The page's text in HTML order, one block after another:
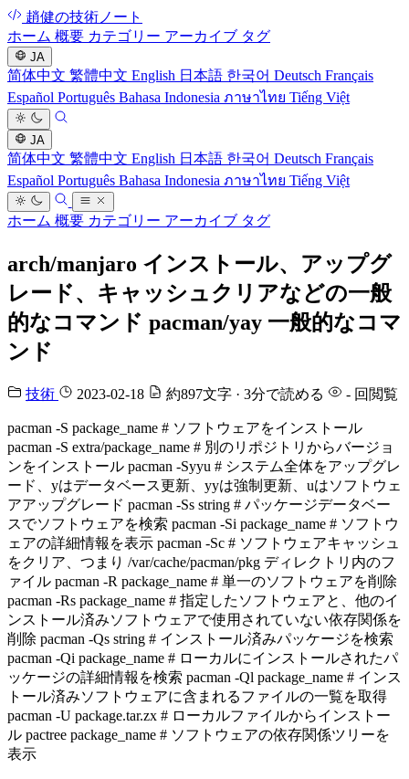
趙健の技術ノート
ホーム 概要 カテゴリー アーカイブ タグ
JA
简体中文 繁體中文 English 日本語 한국어 Deutsch Français
Español Português Bahasa Indonesia ภาษาไทย Tiếng Việt
JA
简体中文 繁體中文 English 日本語 한국어 Deutsch Français
Español Português Bahasa Indonesia ภาษาไทย Tiếng Việt
ホーム 概要 カテゴリー アーカイブ タグ
arch/manjaro インストール、アップグ
レード、キャッシュクリアなどの一般
的なコマンド pacman/yay 一般的なコマ
ンド
技術 2023-02-18 約897文字 · 3分で読める - 回閲覧
pacman -S package_name # ソフトウェアをインストール
pacman -S extra/package_name # 別のリポジトリからバージョ
ンをインストール pacman -Syyu # システム全体をアップグレ
ード、yはデータベース更新、yyは強制更新、uはソフトウェ
アアップグレード pacman -Ss string # パッケージデータベー
スでソフトウェアを検索 pacman -Si package_name # ソフトウ
ェアの詳細情報を表示 pacman -Sc # ソフトウェアキャッシュ
をクリア、つまり /var/cache/pacman/pkg ディレクトリ内のフ
ァイル pacman -R package_name # 単一のソフトウェアを削除
pacman -Rs package_name # 指定したソフトウェアと、他のイ
ンストール済みソフトウェアで使用されていない依存関係を
削除 pacman -Qs string # インストール済みパッケージを検索
pacman -Qi package_name # ローカルにインストールされたパ
ッケージの詳細情報を検索 pacman -Ql package_name # インス
トール済みソフトウェアに含まれるファイルの一覧を取得
pacman -U package.tar.zx # ローカルファイルからインストー
ル pactree package_name # ソフトウェアの依存関係ツリーを
表示